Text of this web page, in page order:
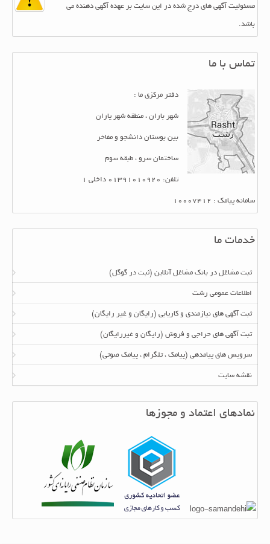
مسئولیت آگهی های درج شده در این سایت بر عهده آگهی دهنده می
باشد.
تماس با ما
دفتر مرکزی ما :
شهر باران ، منطقه شهر یاران
بین بوستان دانشجو و مفاخر
ساختمان سرو ، طبقه سوم
تلفن: 01391010920 داخلی 1
سامانه پیامک : 10007412
خدمات ما
ثبت مشاغل در بانک مشاغل آنلاین (ثبت در گوگل)
اطلاعات عمومی رشت
ثبت آگهی های نیازمندی و کاریابی (رایگان و غیر رایگان)
ثبت آگهی های حراجی و فروش (رایگان و غیررایگان)
سرویس های پیامدهی (پیامک ، تلگرام ، پیامک صوتی)
نقشه سایت
نمادهای اعتماد و مجوزها